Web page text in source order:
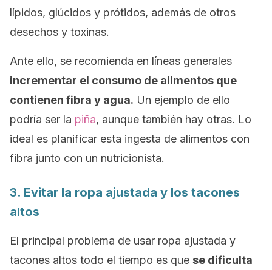
lípidos, glúcidos y prótidos, además de otros
desechos y toxinas.
Ante ello, se recomienda en líneas generales
incrementar el consumo de alimentos que
contienen fibra y agua. Un ejemplo de ello
podría ser la piña, aunque también hay otras. Lo
ideal es planificar esta ingesta de alimentos con
fibra junto con un nutricionista.
3. Evitar la ropa ajustada y los tacones
altos
El principal problema de usar ropa ajustada y
tacones altos todo el tiempo es que se dificulta